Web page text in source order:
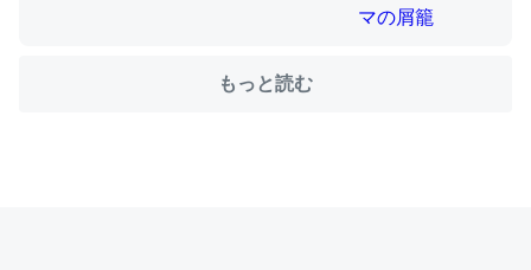
もっと読む